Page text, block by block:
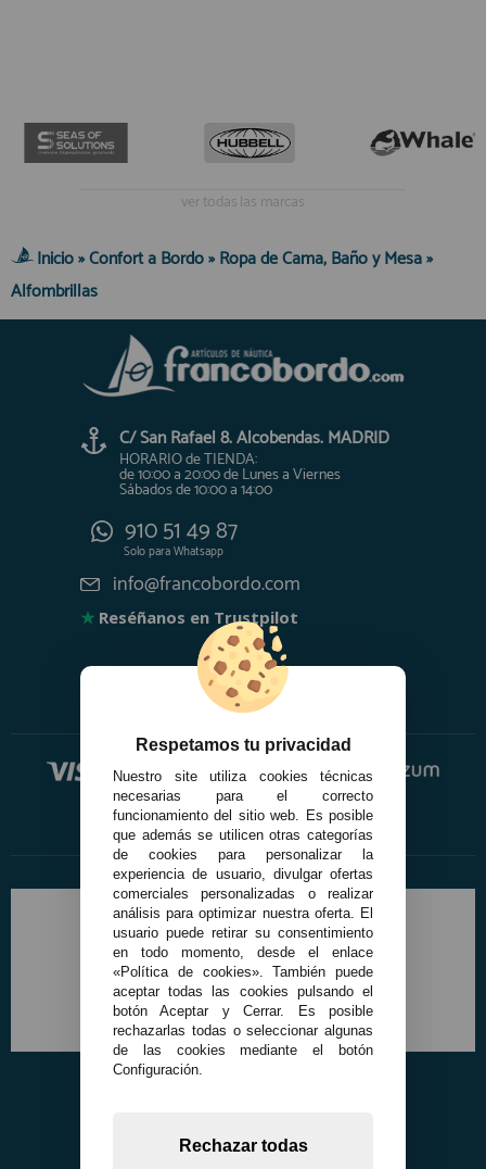
ver todas las marcas
Inicio»Confort a Bordo»Ropa de Cama, Baño y Mesa»
Alfombrillas
C/ San Rafael 8. Alcobendas. MADRID
HORARIO de TIENDA:
de 10:00 a 20:00 de Lunes a Viernes
Sábados de 10:00 a 14:00
910 51 49 87
Solo paraWhatsapp
info@francobordo.com
★ Reséñanos en Trustpilot
Respetamos tu privacidad
Nuestro site utiliza cookies técnicas
necesarias para el correcto
funcionamiento del sitio web. Es posible
que además se utilicen otras categorías
de cookies para personalizar la
experiencia de usuario, divulgar ofertas
comerciales personalizadas o realizar
análisis para optimizar nuestra oferta. El
usuario puede retirar su consentimiento
en todo momento, desde el enlace
«Política de cookies». También puede
aceptar todas las cookies pulsando el
botón Aceptar y Cerrar. Es posible
rechazarlas todas o seleccionar algunas
de las cookies mediante el botón
Configuración.
Rechazar todas